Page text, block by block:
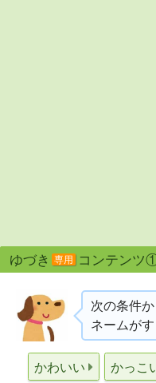
ゆづき 専用 コンテンツ
次の条件
ネームが
かわいい かっこ